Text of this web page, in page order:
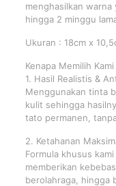
menghasilkan
hingga 2 minggu
Ukuran : 18cm x
Kenapa Memilih Kami
1. Hasil Realistis &
Menggunakan tinta
kulit sehingga
tato permanen,
2. Ketahanan
Formula khusus
memberikan
berolahraga, hingga